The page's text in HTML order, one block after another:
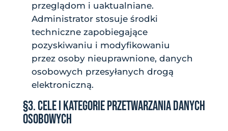
przeglądom i uaktualniane.
Administrator stosuje środki
techniczne zapobiegające
pozyskiwaniu i modyfikowaniu
przez osoby nieuprawnione, danych
osobowych przesyłanych drogą
elektroniczną.
§3. CELE I KATEGORIE PRZETWARZANIA DANYCH
OSOBOWYCH